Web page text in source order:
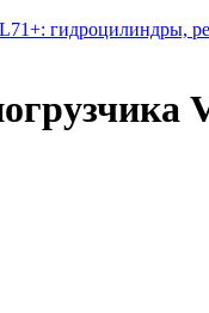
гидроцилиндры,